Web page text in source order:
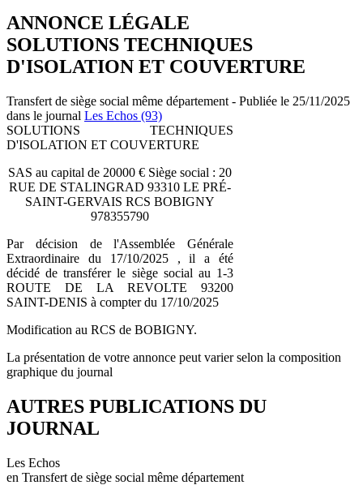
ANNONCE LÉGALE
SOLUTIONS TECHNIQUES
D'ISOLATION ET COUVERTURE
Transfert de siège social même département - Publiée le 25/11/2025
dans le journal Les Echos (93)
SOLUTIONS TECHNIQUES
D'ISOLATION ET COUVERTURE
SAS au capital de 20000 € Siège social : 20
RUE DE STALINGRAD 93310 LE PRÉ-
SAINT-GERVAIS RCS BOBIGNY
978355790
Par décision de l'Assemblée Générale
Extraordinaire du 17/10/2025 , il a été
décidé de transférer le siège social au 1-3
ROUTE DE LA REVOLTE 93200
SAINT-DENIS à compter du 17/10/2025
Modification au RCS de BOBIGNY.
La présentation de votre annonce peut varier selon la composition
graphique du journal
AUTRES PUBLICATIONS DU
JOURNAL
Les Echos
en Transfert de siège social même département